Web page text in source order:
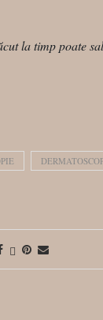
la timp poate